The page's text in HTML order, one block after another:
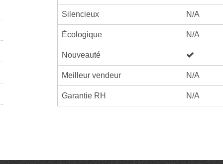
Silencieux N/A
Écologique N/A
Nouveauté
Meilleur vendeur N/A
Garantie RH N/A